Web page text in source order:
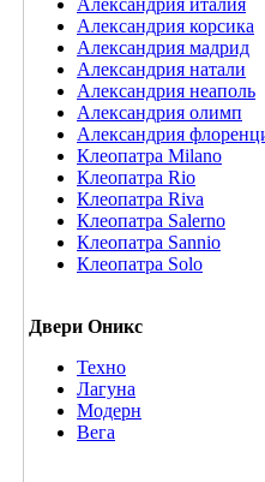
Александрия италия
Александрия корсика
Александрия мадрид
Александрия натали
Александрия неаполь
Александрия олимп
Александрия
Клеопатра Milano
Клеопатра Rio
Клеопатра Riva
Клеопатра Salerno
Клеопатра Sannio
Клеопатра Solo
Двери Оникс
Техно
Лагуна
Модерн
Вега